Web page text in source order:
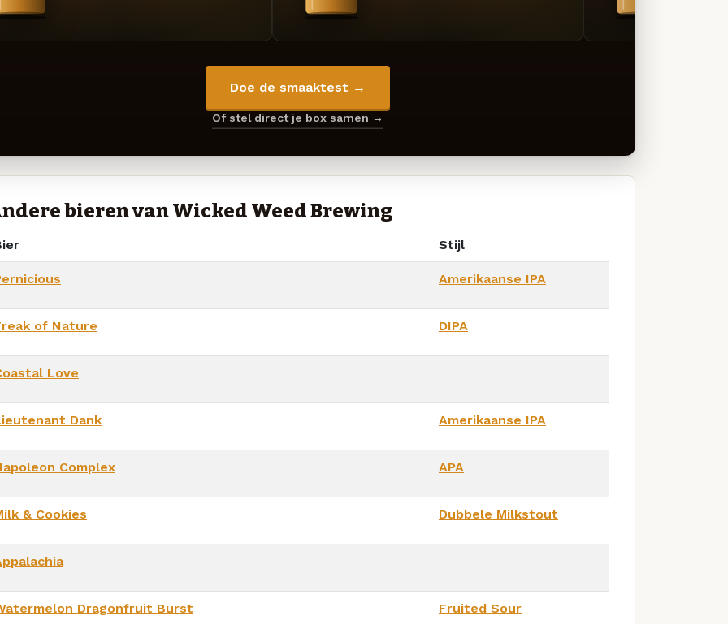
Doe de smaaktest →
Of stel direct je box samen →
bieren van Wicked Weed Brewing
Stijl
Amerikaanse IPA
of Nature DIPA
Love
Dank Amerikaanse IPA
Complex APA
& Cookies Dubbele Milkstout
Dragonfruit Burst Fruited Sour